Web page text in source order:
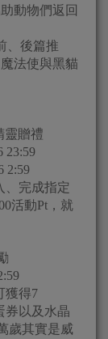
動物們返回
、後篇推
法使與黑貓
靈贈禮
23:59
2:59
、完成指定
活動Pt，就
獲得7
券以及水晶
歲其實是威